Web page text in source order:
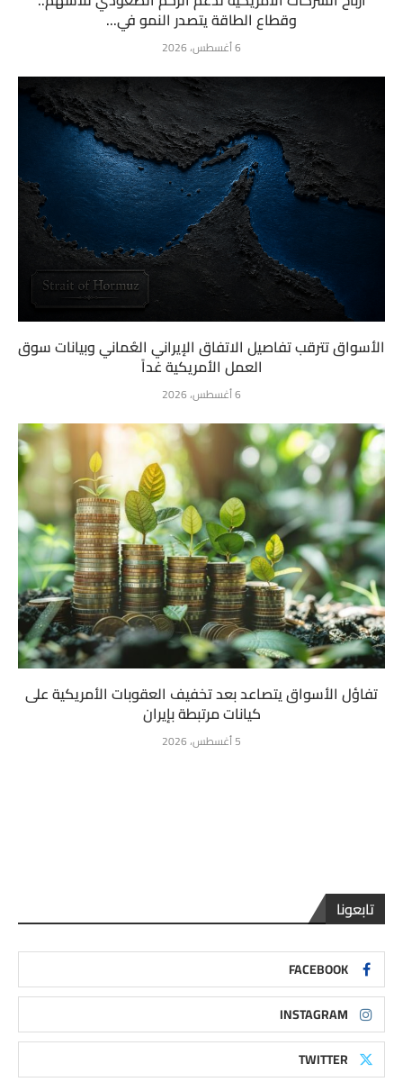
وقطاع الطاقة يتصدر النمو في...
6 أغسطس، 2026
الأسواق تترقب تفاصيل الاتفاق الإيراني العُماني وبيانات سوق
العمل الأمريكية غداً
6 أغسطس، 2026
تفاؤل الأسواق يتصاعد بعد تخفيف العقوبات الأمريكية على
كيانات مرتبطة بإيران
5 أغسطس، 2026
تابعونا
FACEBOOK
INSTAGRAM
TWITTER